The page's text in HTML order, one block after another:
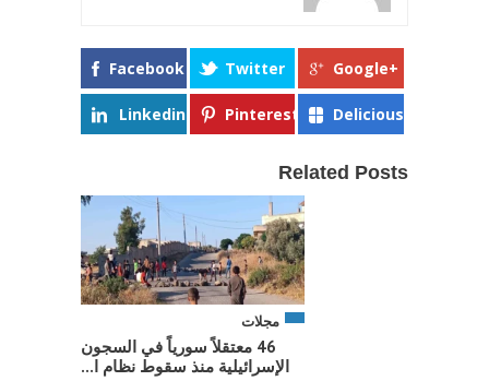
Facebook Twitter Google+
Linkedin Pinterest Delicious
Related Posts
مجلات
46 معتقلاً سورياً في السجون
الإسرائيلية منذ سقوط نظام ا...